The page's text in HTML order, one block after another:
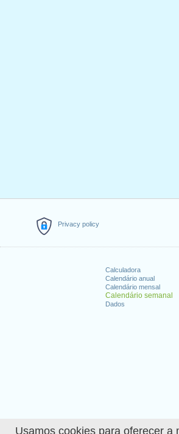
Usamos cookies para oferecer a
Privacy policy
Calculadora
Calendário anual
Calendário mensal
Calendário semanal
Dados